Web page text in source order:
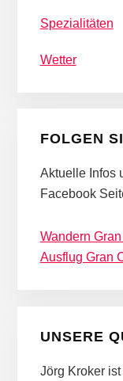
Spezialitäten
Wetter
FOLGEN
Aktuelle Infos
Facebook
Wandern
Ausflug Gran
UNSERE
Jörg Kroker